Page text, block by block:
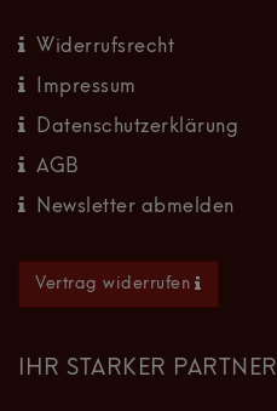
Widerrufsrecht
Impressum
Datenschutzerklärung
AGB
Newsletter abmelden
Vertrag widerrufen
IHR STARKER PARTNER